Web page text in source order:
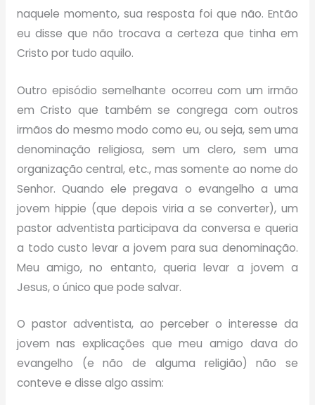
naquele momento, sua resposta foi que não. Então
eu disse que não trocava a certeza que tinha em
Cristo por tudo aquilo.
Outro episódio semelhante ocorreu com um irmão
em Cristo que também se congrega com outros
irmãos do mesmo modo como eu, ou seja, sem uma
denominação religiosa, sem um clero, sem uma
organização central, etc., mas somente ao nome do
Senhor. Quando ele pregava o evangelho a uma
jovem hippie (que depois viria a se converter), um
pastor adventista participava da conversa e queria
a todo custo levar a jovem para sua denominação.
Meu amigo, no entanto, queria levar a jovem a
Jesus, o único que pode salvar.
O pastor adventista, ao perceber o interesse da
jovem nas explicações que meu amigo dava do
evangelho (e não de alguma religião) não se
conteve e disse algo assim: